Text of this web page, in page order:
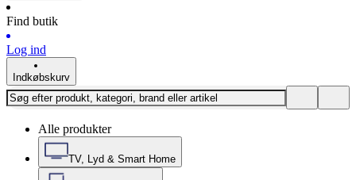
Find butik
Log ind
Indkøbskurv
Alle produkter
TV, Lyd & Smart Home